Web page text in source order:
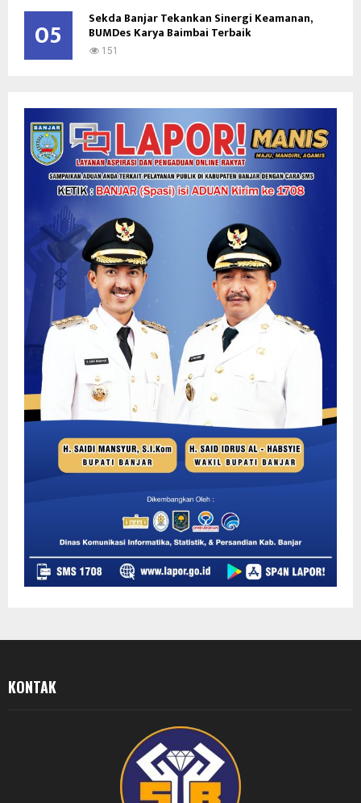
05 Sekda Banjar Tekankan Sinergi Keamanan,
BUMDes Karya Baimbai Terbaik
151
KONTAK